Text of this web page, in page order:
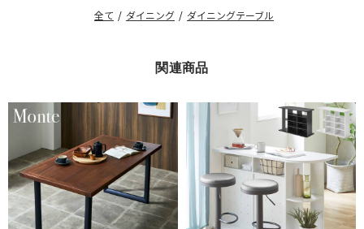
全て / ダイニング / ダイニングテーブル
関連商品